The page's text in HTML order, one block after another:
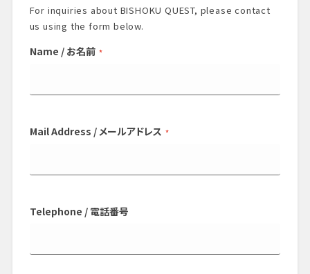
For inquiries about BISHOKU QUEST, please contact
us using the form below.
Name / お名前 *
Mail Address / メールアドレス *
Telephone / 電話番号